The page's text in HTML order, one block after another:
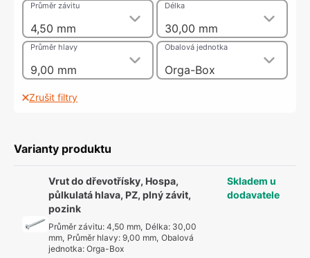
4,50 mm
Průměr závitu
30,00 mm
Délka
9,00 mm
Průměr hlavy
Orga-Box
Obalová jednotka
Zrušit filtry
Varianty produktu
Vrut do dřevotřísky, Hospa,
půlkulatá hlava, PZ, plný závit,
pozink
Průměr závitu: 4,50 mm, Délka: 30,00
mm, Průměr hlavy: 9,00 mm, Obalová
jednotka: Orga-Box
Skladem u
dodavatele